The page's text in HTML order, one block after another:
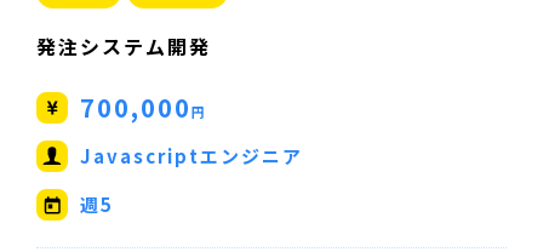
発注システム開発
700,000円
Javascriptエンジニア
週5